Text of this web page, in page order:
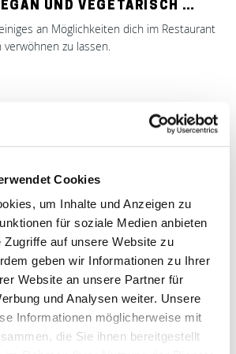
Cookies
um Inhalte und Anzeigen zu
für soziale Medien anbieten
Zugriffe auf unsere Website zu
geben wir Informationen zu Ihrer
Website an unsere Partner für
und Analysen weiter. Unsere
Informationen möglicherweise mit
die Sie ihnen bereitgestellt
UND VEGETARISCH …
an Möglichkeiten dich im Restaurant
verwöhnen zu lassen.
IDEEN IM